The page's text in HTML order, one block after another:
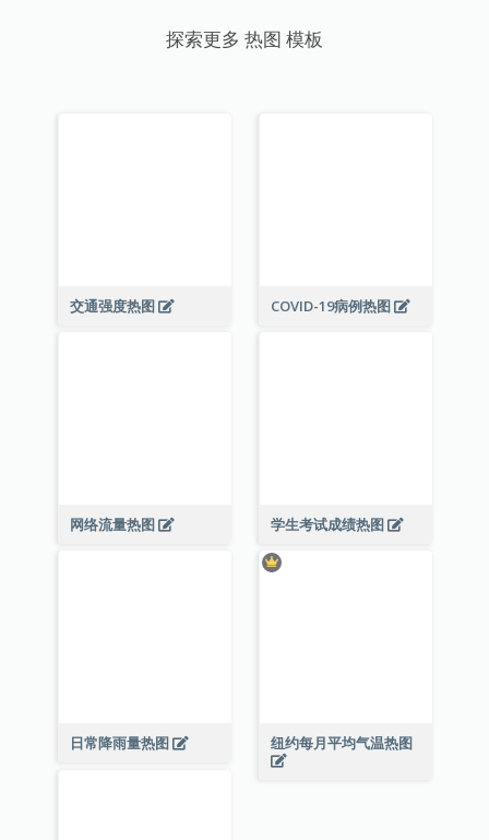
探索更多 热图 模板
交通强度热图 COVID-19病例热图
网络流量热图 学生考试成绩热图
日常降雨量热图 纽约每月平均气温热图